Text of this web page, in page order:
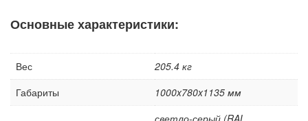
Рабочие стулья
Тележки ручные для перевозки грузов
Основные характеристики:
Вес
205.4 кг
Габариты
1000x780x1135 мм
светло-серый (RAL